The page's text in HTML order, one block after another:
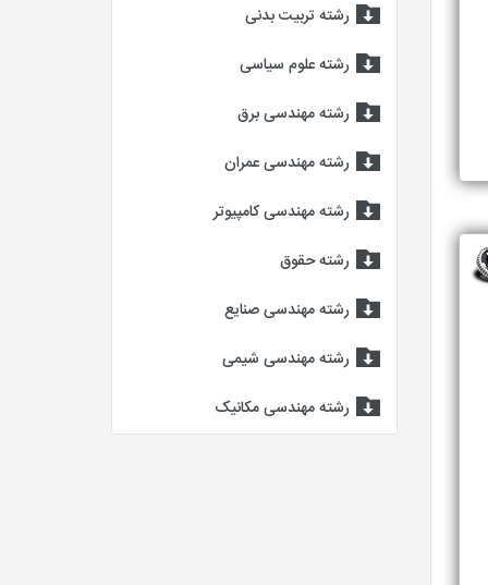
رشته تربیت بدنی
رشته علوم سیاسی
رشته مهندسی برق
رشته مهندسی عمران
رشته مهندسی کامپیوتر
رشته حقوق
رشته مهندسی صنایع
رشته مهندسی شیمی
رشته مهندسی مکانیک